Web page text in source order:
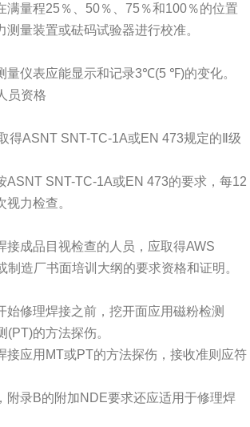
满量程25％、 50％、 75％和100％的位置
测量装置或砝码试验器进行校准。
量仪表应能显示和记录3℃(5 ℉)的变化。
员资格
得ASNT SNT-TC-1A或EN 473规定的Ⅱ级
ASNT SNT-TC-1A或EN 473的要求，每12
力检查。
接成品目视检查的人员，应取得AWS
制造厂书面培训大纲的要求资格和证明。
始修理焊接之前，挖开面应用磁粉检测
(PT)的方法探伤。
接应用 MT或PT的方法探伤，接收准则应符
附录B的附加NDE要求还应适用于修理焊